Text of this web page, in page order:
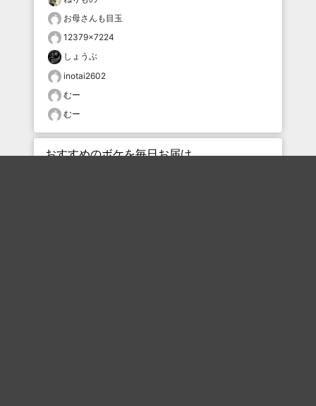
お母さんも目玉
12379×7224
しょうぶ
inotai2602
むー
むー
おすすめのボケを毎日お届け